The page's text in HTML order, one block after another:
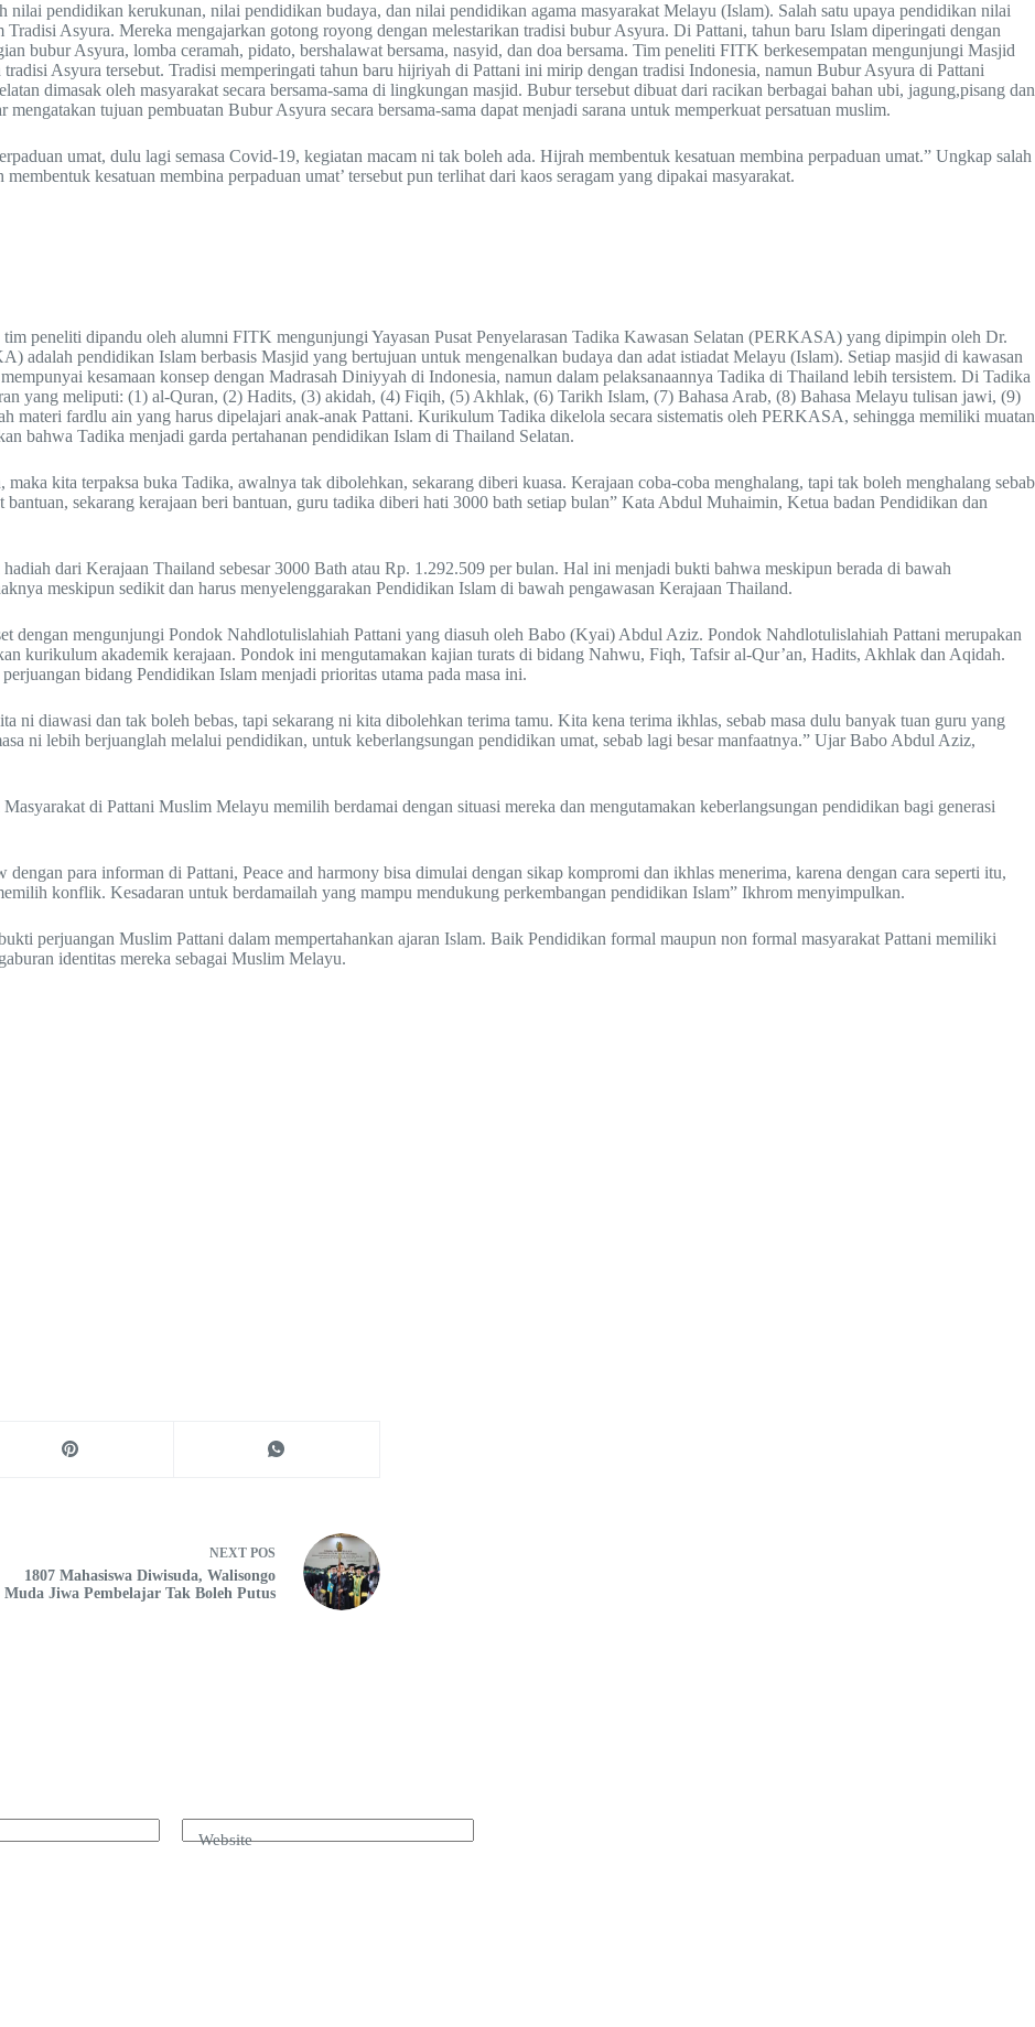
pendidikan kerukunan, nilai pendidikan budaya, dan nilai pendidikan agama masyarakat Melayu (Islam). Salah satu upaya pendidikan nilai
Tradisi Asyura. Mereka mengajarkan gotong royong dengan melestarikan tradisi bubur Asyura. Di Pattani, tahun baru Islam diperingati dengan
bubur Asyura, lomba ceramah, pidato, bershalawat bersama, nasyid, dan doa bersama. Tim peneliti FITK berkesempatan mengunjungi Masjid
Asyura tersebut. Tradisi memperingati tahun baru hijriyah di Pattani ini mirip dengan tradisi Indonesia, namun Bubur Asyura di Pattani
dimasak oleh masyarakat secara bersama-sama di lingkungan masjid. Bubur tersebut dibuat dari racikan berbagai bahan ubi, jagung,pisang dan
tujuan pembuatan Bubur Asyura secara bersama-sama dapat menjadi sarana untuk memperkuat persatuan muslim.
umat, dulu lagi semasa Covid-19, kegiatan macam ni tak boleh ada. Hijrah membentuk kesatuan membina perpaduan umat.” Ungkap salah
kesatuan membina perpaduan umat’ tersebut pun terlihat dari kaos seragam yang dipakai masyarakat.
peneliti dipandu oleh alumni FITK mengunjungi Yayasan Pusat Penyelarasan Tadika Kawasan Selatan (PERKASA) yang dipimpin oleh Dr.
pendidikan Islam berbasis Masjid yang bertujuan untuk mengenalkan budaya dan adat istiadat Melayu (Islam). Setiap masjid di kawasan
kesamaan konsep dengan Madrasah Diniyyah di Indonesia, namun dalam pelaksanaannya Tadika di Thailand lebih tersistem. Di Tadika
yang meliputi: (1) al-Quran, (2) Hadits, (3) akidah, (4) Fiqih, (5) Akhlak, (6) Tarikh Islam, (7) Bahasa Arab, (8) Bahasa Melayu tulisan jawi, (9)
materi fardlu ain yang harus dipelajari anak-anak Pattani. Kurikulum Tadika dikelola secara sistematis oleh PERKASA, sehingga memiliki muatan
bahwa Tadika menjadi garda pertahanan pendidikan Islam di Thailand Selatan.
kita terpaksa buka Tadika, awalnya tak dibolehkan, sekarang diberi kuasa. Kerajaan coba-coba menghalang, tapi tak boleh menghalang sebab
sekarang kerajaan beri bantuan, guru tadika diberi hati 3000 bath setiap bulan” Kata Abdul Muhaimin, Ketua badan Pendidikan dan
dari Kerajaan Thailand sebesar 3000 Bath atau Rp. 1.292.509 per bulan. Hal ini menjadi bukti bahwa meskipun berada di bawah
meskipun sedikit dan harus menyelenggarakan Pendidikan Islam di bawah pengawasan Kerajaan Thailand.
dengan mengunjungi Pondok Nahdlotulislahiah Pattani yang diasuh oleh Babo (Kyai) Abdul Aziz. Pondok Nahdlotulislahiah Pattani merupakan
kurikulum akademik kerajaan. Pondok ini mengutamakan kajian turats di bidang Nahwu, Fiqh, Tafsir al-Qur’an, Hadits, Akhlak dan Aqidah.
bidang Pendidikan Islam menjadi prioritas utama pada masa ini.
ni diawasi dan tak boleh bebas, tapi sekarang ni kita dibolehkan terima tamu. Kita kena terima ikhlas, sebab masa dulu banyak tuan guru yang
ni lebih berjuanglah melalui pendidikan, untuk keberlangsungan pendidikan umat, sebab lagi besar manfaatnya.” Ujar Babo Abdul Aziz,
di Pattani Muslim Melayu memilih berdamai dengan situasi mereka dan mengutamakan keberlangsungan pendidikan bagi generasi
para informan di Pattani, Peace and harmony bisa dimulai dengan sikap kompromi dan ikhlas menerima, karena dengan cara seperti itu,
konflik. Kesadaran untuk berdamailah yang mampu mendukung perkembangan pendidikan Islam” Ikhrom menyimpulkan.
perjuangan Muslim Pattani dalam mempertahankan ajaran Islam. Baik Pendidikan formal maupun non formal masyarakat Pattani memiliki
identitas mereka sebagai Muslim Melayu.
NEXT POS
1807 Mahasiswa Diwisuda, Walisongo
Muda Jiwa Pembelajar Tak Boleh Putus
Website